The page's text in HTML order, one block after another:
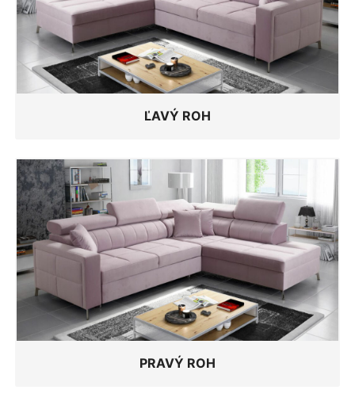
ĽAVÝ ROH
PRAVÝ ROH